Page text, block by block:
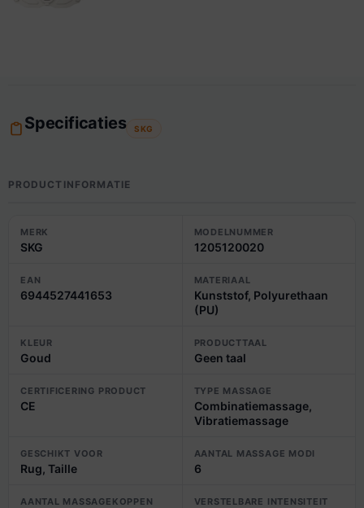
Specificaties SKG
PRODUCTINFORMATIE
MERK
SKG
MODELNUMMER
1205120020
EAN
6944527441653
MATERIAAL
Kunststof, Polyurethaan
(PU)
KLEUR
Goud
PRODUCTTAAL
Geen taal
CERTIFICERING PRODUCT
CE
TYPE MASSAGE
Combinatiemassage,
Vibratiemassage
GESCHIKT VOOR
Rug, Taille
AANTAL MASSAGE MODI
6
AANTAL MASSAGEKOPPEN VERSTELBARE INTENSITEIT